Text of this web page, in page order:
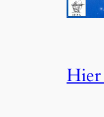
Hier